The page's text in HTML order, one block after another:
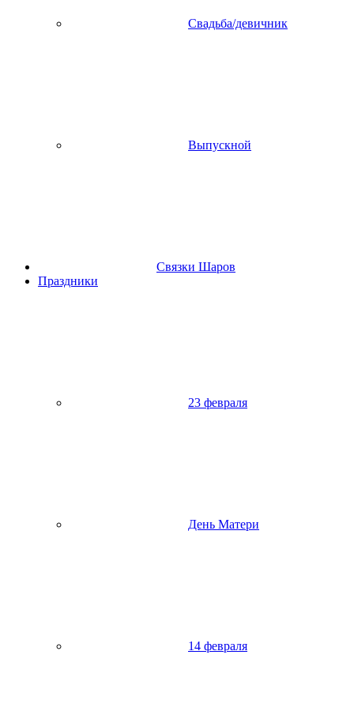
Свадьба/девичник
Выпускной
Связки Шаров
Праздники
23 февраля
День Матери
14 февраля